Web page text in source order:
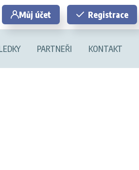
Můj účet Registrace
PARTNEŘI KONTAKT